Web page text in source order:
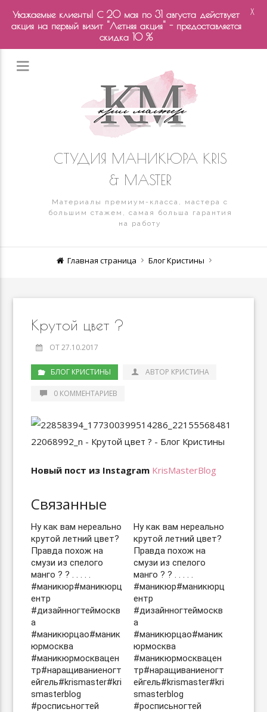
СТУДИЯ МАНИКЮРА KRIS
& MASTER
Материалы премиум-класса, мастера с
большим стажем, самая больша гарантия
на работу
Главная страница Блог Кристины
Крутой цвет ?
ОТ 27.10.2017
БЛОГ КРИСТИНЫ АВТОР КРИСТИНА
0 КОММЕНТАРИЕВ
Новый пост из Instagram KrisMasterBlog
Связанные
Ну как вам нереально
крутой летний цвет?
Правда похож на
смузи из спелого
манго ? ? . . . . .
#маникюр#маникюрц
ентр
#дизайнногтеймоскв
а
#маникюрцао#маник
юрмосква
#маникюрмосквацен
тр#наращиваниеногт
ейгель#krismaster#kri
smasterblog
#росписьногтей
Ну как вам нереально
крутой летний цвет?
Правда похож на
смузи из спелого
манго ? ? . . . . .
#маникюр#маникюрц
ентр
#дизайнногтеймоскв
а
#маникюрцао#маник
юрмосква
#маникюрмосквацен
тр#наращиваниеногт
ейгель#krismaster#kri
smasterblog
#росписьногтей
Уважаемые клиенты! С 20 мая по 31 августа действует
акция на первый визит "Летняя акция" - предоставляется
скидка 10 %
X